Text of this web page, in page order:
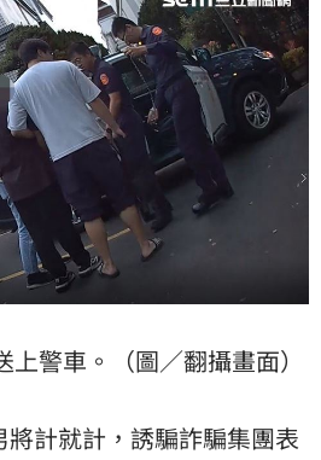
警車。（圖／翻攝畫面）
計就計，誘騙詐騙集團表